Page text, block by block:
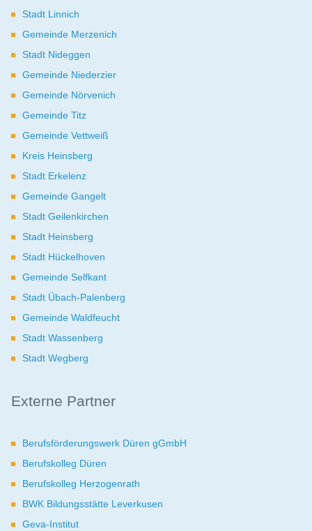
Stadt Linnich
Gemeinde Merzenich
Stadt Nideggen
Gemeinde Niederzier
Gemeinde Nörvenich
Gemeinde Titz
Gemeinde Vettweiß
Kreis Heinsberg
Stadt Erkelenz
Gemeinde Gangelt
Stadt Geilenkirchen
Stadt Heinsberg
Stadt Hückelhoven
Gemeinde Selfkant
Stadt Übach-Palenberg
Gemeinde Waldfeucht
Stadt Wassenberg
Stadt Wegberg
Externe Partner
Berufsförderungswerk Düren gGmbH
Berufskolleg Düren
Berufskolleg Herzogenrath
BWK Bildungsstätte Leverkusen
Geva-Institut